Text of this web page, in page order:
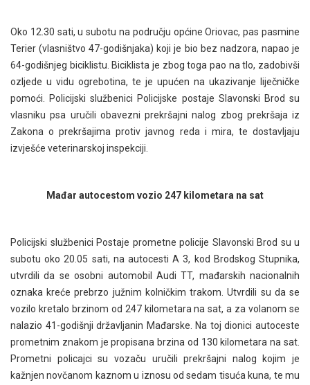
Oko 12.30 sati, u subotu na području općine Oriovac, pas pasmine
Terier (vlasništvo 47-godišnjaka) koji je bio bez nadzora, napao je
64-godišnjeg biciklistu. Biciklista je zbog toga pao na tlo, zadobivši
ozljede u vidu ogrebotina, te je upućen na ukazivanje liječničke
pomoći. Policijski službenici Policijske postaje Slavonski Brod su
vlasniku psa uručili obavezni prekršajni nalog zbog prekršaja iz
Zakona o prekršajima protiv javnog reda i mira, te dostavljaju
izvješće veterinarskoj inspekciji.
Mađar autocestom vozio 247 kilometara na sat
Policijski službenici Postaje prometne policije Slavonski Brod su u
subotu oko 20.05 sati, na autocesti A 3, kod Brodskog Stupnika,
utvrdili da se osobni automobil Audi TT, mađarskih nacionalnih
oznaka kreće prebrzo južnim kolničkim trakom. Utvrdili su da se
vozilo kretalo brzinom od 247 kilometara na sat, a za volanom se
nalazio 41-godišnji državljanin Mađarske. Na toj dionici autoceste
prometnim znakom je propisana brzina od 130 kilometara na sat.
Prometni policajci su vozaču uručili prekršajni nalog kojim je
kažnjen novčanom kaznom u iznosu od sedam tisuća kuna, te mu